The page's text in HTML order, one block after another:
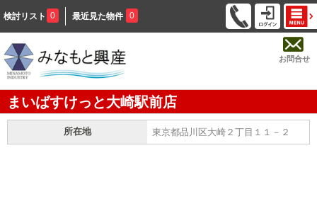
検討リスト 0 最近見た物件 0
お問合せ
まいばすけっと大崎駅前店
所在地 東京都品川区大崎２丁目１１－２